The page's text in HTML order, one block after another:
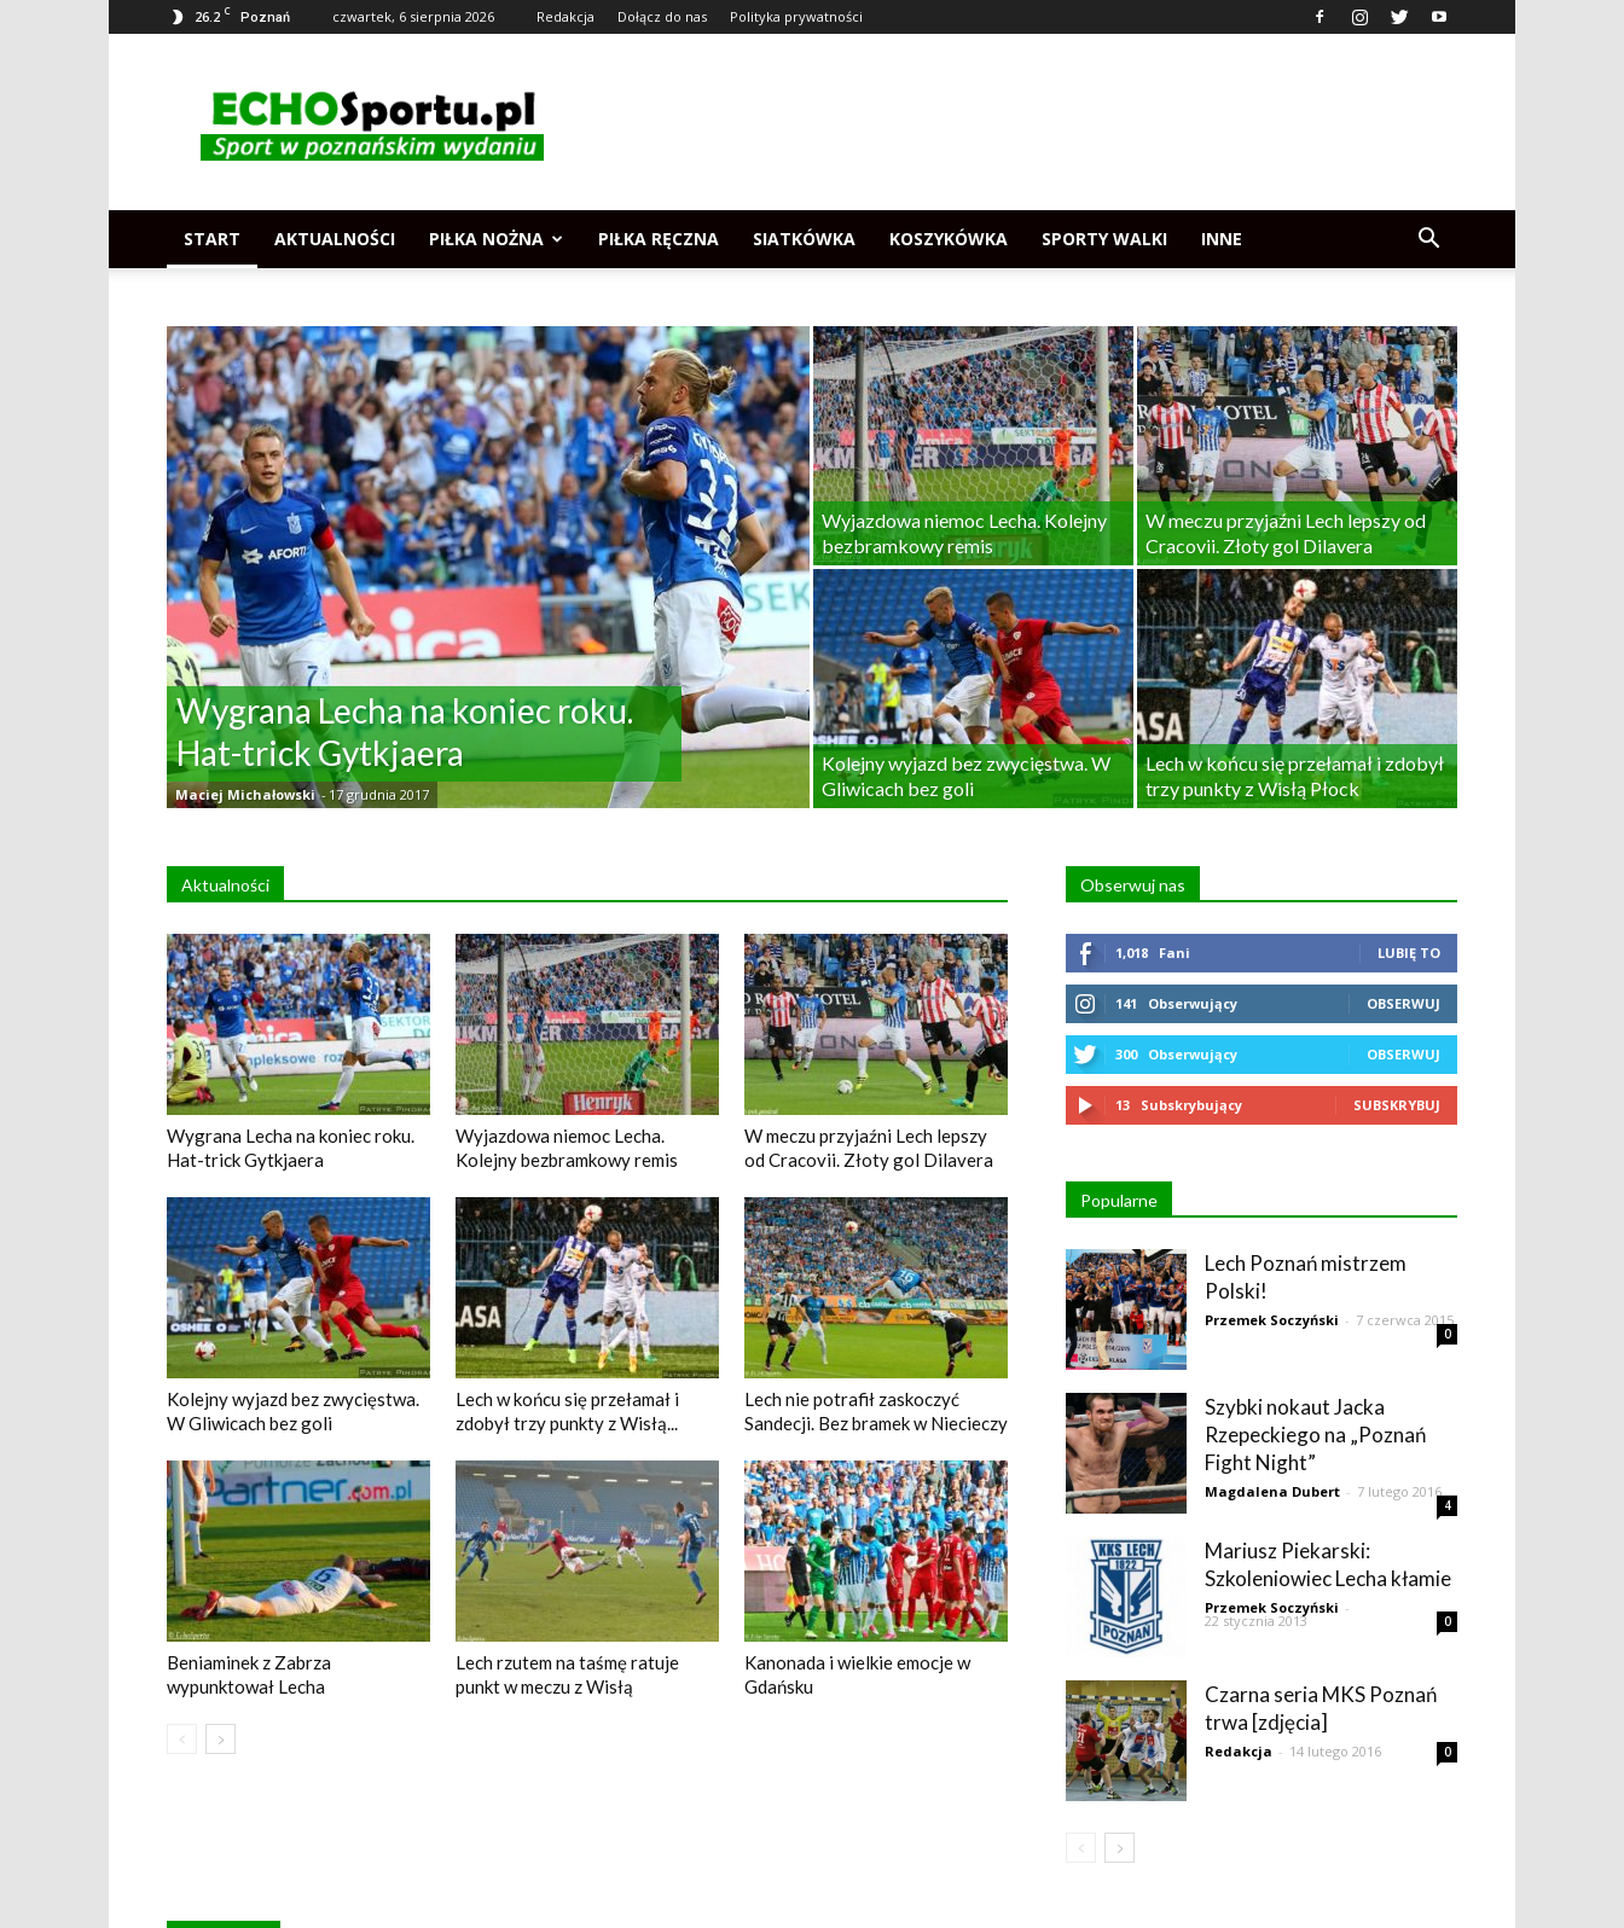
26.2 C Poznań czwartek, 6 sierpnia 2026 Redakcja Dołącz do nas Polityka prywatności
–
Sport
w
Poznaniu
START AKTUALNOŚCI PIŁKA NOŻNA PIŁKA RĘCZNA SIATKÓWKA KOSZYKÓWKA SPORTY WALKI INNE
Wygrana Lecha na koniec roku.
Hat-trick Gytkjaera
Maciej Michałowski - 17 grudnia 2017
Wyjazdowa niemoc Lecha. Kolejny
bezbramkowy remis
W meczu przyjaźni Lech lepszy od
Cracovii. Złoty gol Dilavera
Kolejny wyjazd bez zwycięstwa. W
Gliwicach bez goli
Lech w końcu się przełamał i zdobył
trzy punkty z Wisłą Płock
Aktualności
Wygrana Lecha na koniec roku.
Hat-trick Gytkjaera
Wyjazdowa niemoc Lecha.
Kolejny bezbramkowy remis
W meczu przyjaźni Lech lepszy
od Cracovii. Złoty gol Dilavera
Kolejny wyjazd bez zwycięstwa.
W Gliwicach bez goli
Lech w końcu się przełamał i
zdobył trzy punkty z Wisłą...
Lech nie potrafił zaskoczyć
Sandecji. Bez bramek w Niecieczy
Beniaminek z Zabrza
wypunktował Lecha
Lech rzutem na taśmę ratuje
punkt w meczu z Wisłą
Kanonada i wielkie emocje w
Gdańsku
Obserwuj nas
1,018 Fani LUBIĘ TO
141 Obserwujący OBSERWUJ
300 Obserwujący OBSERWUJ
13 Subskrybujący SUBSKRYBUJ
Popularne
Lech Poznań mistrzem
Polski!
Przemek Soczyński - 7 czerwca 2015
0
Szybki nokaut Jacka
Rzepeckiego na „Poznań
Fight Night”
Magdalena Dubert - 7 lutego 2016
4
Mariusz Piekarski:
Szkoleniowiec Lecha kłamie
Przemek Soczyński -
22 stycznia 2013 0
Czarna seria MKS Poznań
trwa [zdjęcia]
Redakcja - 14 lutego 2016 0